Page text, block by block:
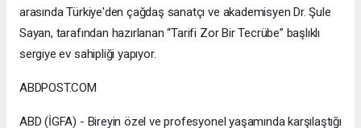
arasında Türkiye'den çağdaş sanatçı ve akademisyen Dr. Şule
Sayan, tarafından hazırlanan “Tarifi Zor Bir Tecrübe” başlıklı
sergiye ev sahipliği yapıyor.
ABDPOST.COM
ABD (İGFA) - Bireyin özel ve profesyonel yaşamında karşılaştığı